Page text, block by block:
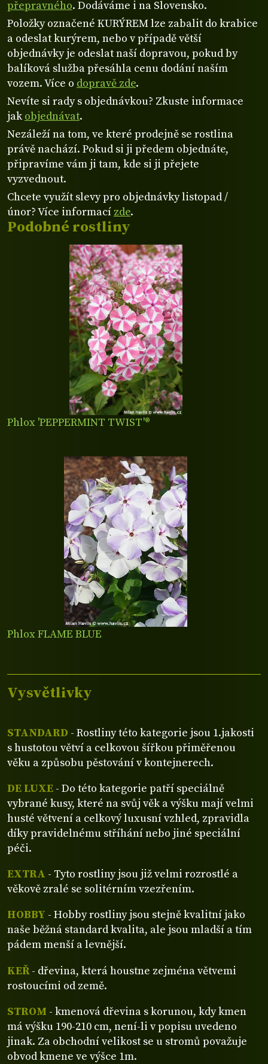
Podobné rostliny
Phlox 'PEPPERMINT TWIST'®
Phlox FLAME BLUE
přepravného. Dodáváme i na Slovensko.
Položky označené KURÝREM lze zabalit do krabice
a odeslat kurýrem, nebo v případě větší
objednávky je odeslat naší dopravou, pokud by
balíková služba přesáhla cenu dodání naším
vozem. Více o dopravě zde.
Nevíte si rady s objednávkou? Zkuste informace
jakobjednávat.
Nezáleží na tom, ve které prodejně se rostlina
právě nachází. Pokud si ji předem objednáte,
připravíme vám ji tam, kde si ji přejete
vyzvednout.
Chcete využít slevy pro objednávky listopad /
únor? Více informací zde.
Vysvětlivky
STANDARD - Rostliny této kategorie jsou 1.jakosti
s hustotou větví a celkovou šířkou přiměřenou
věku a způsobu pěstování v kontejnerech.
DE LUXE - Do této kategorie patří speciálně
vybrané kusy, které na svůj věk a výšku mají velmi
husté větvení a celkový luxusní vzhled, zpravidla
díky pravidelnému stříhání nebo jiné speciální
péči.
EXTRA - Tyto rostliny jsou již velmi rozrostlé a
věkově zralé se solitérním vzezřením.
HOBBY - Hobby rostliny jsou stejně kvalitní jako
naše běžná standard kvalita, ale jsou mladší a tím
pádem menší a levnější.
KEŘ- dřevina, která houstne zejména větvemi
rostoucími od země.
STROM - kmenová dřevina s korunou, kdy kmen
má výšku 190-210 cm, není-li v popisu uvedeno
jinak. Za obchodní velikost se u stromů považuje
obvod kmene ve výšce 1m.